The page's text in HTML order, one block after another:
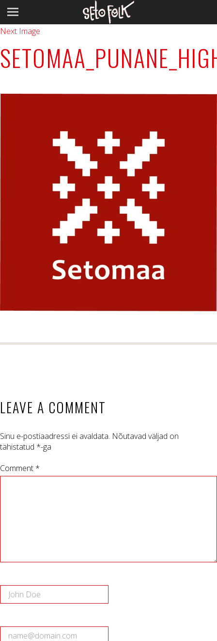
Previous Image
Next Image
LEAVE A COMMENT
Sinu e-postiaadressi ei avaldata. Nõutavad väljad on
tähistatud *-ga
Comment *